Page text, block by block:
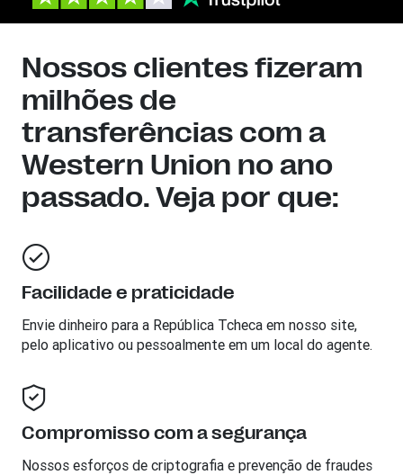
Nossos clientes fizeram
milhões de
transferências com a
Western Union no ano
passado. Veja por que:
Facilidade e praticidade
Envie dinheiro para a República Tcheca em nosso site,
pelo aplicativo ou pessoalmente em um local do agente.
Compromisso com a segurança
Nossos esforços de criptografia e prevenção de fraudes